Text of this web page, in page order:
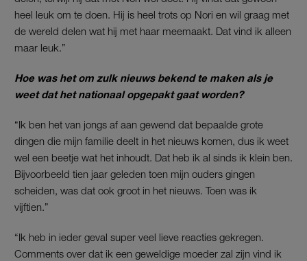
heel leuk om te doen. Hij is heel trots op Nori en wil graag met
de wereld delen wat hij met haar meemaakt. Dat vind ik alleen
maar leuk.”
Hoe was het om zulk nieuws bekend te maken als je
weet dat het nationaal opgepakt gaat worden?
“Ik ben het van jongs af aan gewend dat bepaalde grote
dingen die mijn familie deelt in het nieuws komen, dus ik weet
wel een beetje wat het inhoudt. Dat heb ik al sinds ik klein ben.
Bijvoorbeeld tien jaar geleden toen mijn ouders gingen
scheiden, was dat ook groot in het nieuws. Toen was ik
vijftien.”
“Ik heb in ieder geval super veel lieve reacties gekregen.
Comments over dat ik een geweldige moeder zal zijn vind ik